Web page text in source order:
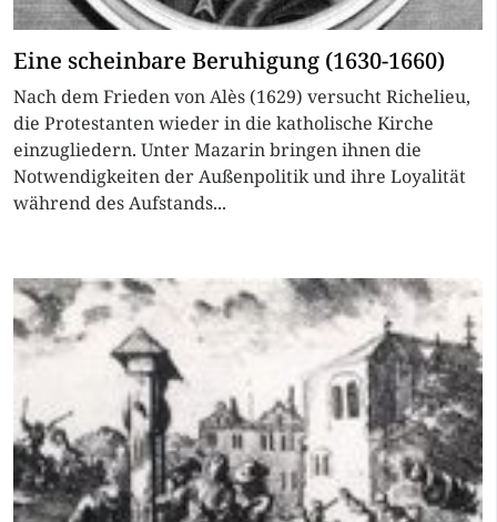
Eine scheinbare Beruhigung (1630-1660)
Nach dem Frieden von Alès (1629) versucht Richelieu,
die Protestanten wieder in die katholische Kirche
einzugliedern. Unter Mazarin bringen ihnen die
Notwendigkeiten der Außenpolitik und ihre Loyalität
während des Aufstands...